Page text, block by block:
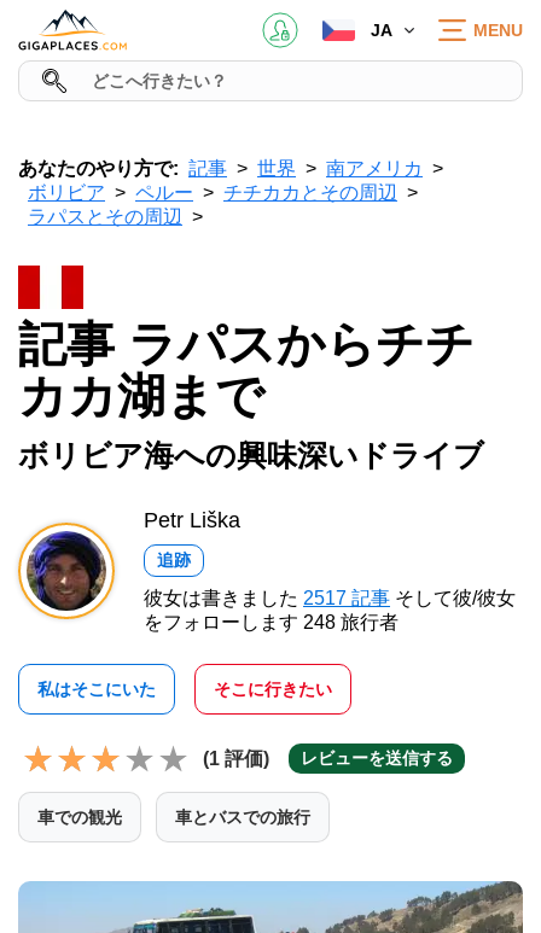
JA MENU
あなたのやり方で: 記事 世界
南アメリカ
ボリビア
ペルー
チチカカとその周辺
ラパスとその周辺
記事 ラパスからチチ
カカ湖まで
ボリビア海への興味深いドライブ
Petr Liška
追跡
彼女は書きました 2517 記事 そして彼/彼女
をフォローします 248 旅行者
私はそこにいた そこに行きたい
(1 評価) レビューを送信する
車での観光 車とバスでの旅行